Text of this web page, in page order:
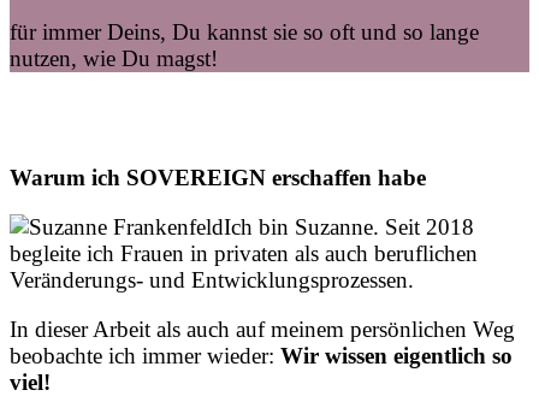
für immer Deins, Du kannst sie so oft und so lange
nutzen, wie Du magst!
Warum ich SOVEREIGN erschaffen habe
Ich bin Suzanne. Seit 2018
begleite ich Frauen in privaten als auch beruflichen
Veränderungs- und Entwicklungsprozessen.
In dieser Arbeit als auch auf meinem persönlichen Weg
beobachte ich immer wieder: Wir wissen eigentlich so
viel!